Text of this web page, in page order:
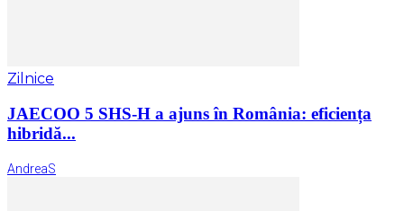
Zilnice
JAECOO 5 SHS-H a ajuns în România: eficiența
hibridă...
AndreaS